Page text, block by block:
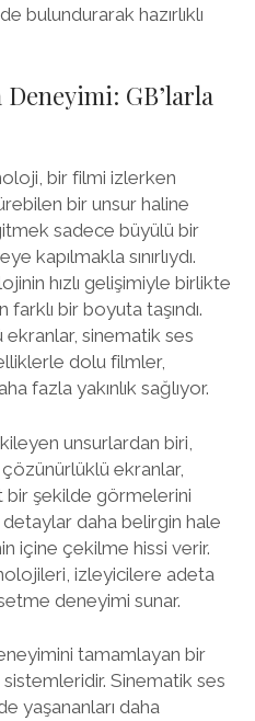
bulundurarak hazırlıklı
GB’larla
bir filmi izlerken
bir unsur haline
sadece büyülü bir
kapılmakla sınırlıydı.
hızlı gelişimiyle birlikte
bir boyuta taşındı.
sinematik ses
dolu filmler,
fazla yakınlık sağlıyor.
unsurlardan biri,
ekranlar,
bir şekilde görmelerini
detaylar daha belirgin hale
içine çekilme hissi verir.
izleyicilere adeta
deneyimi sunar.
tamamlayan bir
Sinematik ses
yaşananları daha